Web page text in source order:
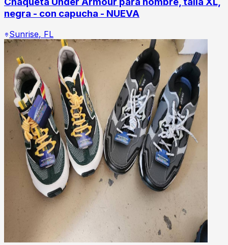
negra - con capucha - NUEVA
Sunrise, FL